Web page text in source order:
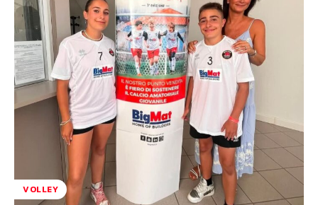
VOLLEY